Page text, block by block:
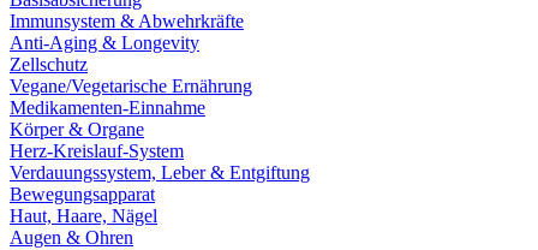
Immunsystem & Abwehrkräfte
Anti-Aging & Longevity
Zellschutz
Vegane/Vegetarische Ernährung
Medikamenten-Einnahme
Körper & Organe
Herz-Kreislauf-System
Verdauungssystem, Leber & Entgiftung
Bewegungsapparat
Haut, Haare, Nägel
Augen & Ohren